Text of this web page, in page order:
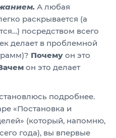
А любая
раскрывается (а
посредством всего
делает в проблемной
Почему он это
он это делает
подробнее.
«Постановка и
(который, напомню,
года), вы впервые